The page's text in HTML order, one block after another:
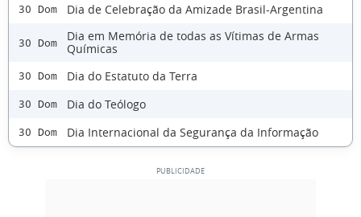
30 Dom Dia de Celebração da Amizade Brasil-Argentina
30 Dom
Dia em Memória de todas as Vítimas de Armas
Químicas
30 Dom Dia do Estatuto da Terra
30 Dom Dia do Teólogo
30 Dom Dia Internacional da Segurança da Informação